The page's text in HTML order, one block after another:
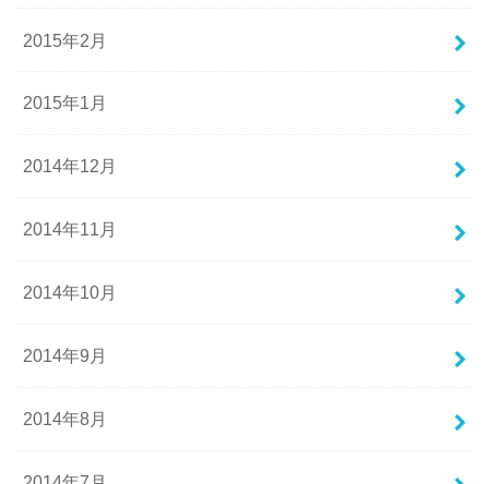
2015年2月
2015年1月
2014年12月
2014年11月
2014年10月
2014年9月
2014年8月